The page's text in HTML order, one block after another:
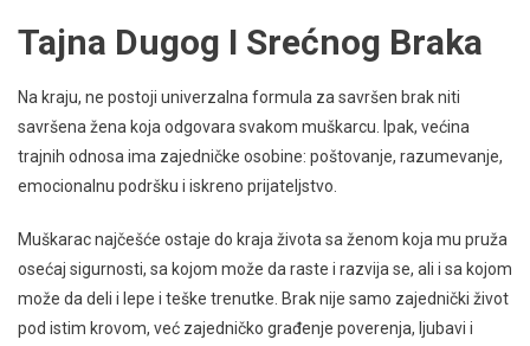
Tajna Dugog I Srećnog Braka
Na kraju, ne postoji univerzalna formula za savršen brak niti
savršena žena koja odgovara svakom muškarcu. Ipak, većina
trajnih odnosa ima zajedničke osobine: poštovanje, razumevanje,
emocionalnu podršku i iskreno prijateljstvo.
Muškarac najčešće ostaje do kraja života sa ženom koja mu pruža
osećaj sigurnosti, sa kojom može da raste i razvija se, ali i sa kojom
može da deli i lepe i teške trenutke. Brak nije samo zajednički život
pod istim krovom, već zajedničko građenje poverenja, ljubavi i